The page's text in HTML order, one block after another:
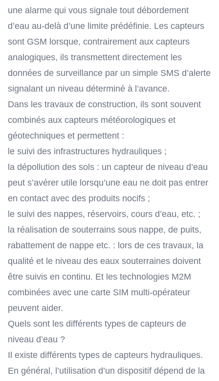
une alarme qui vous signale tout débordement
d’eau au-delà d’une limite prédéfinie. Les capteurs
sont GSM lorsque, contrairement aux capteurs
analogiques, ils transmettent directement les
données de surveillance par un simple SMS d’alerte
signalant un niveau déterminé à l’avance.
Dans les travaux de construction, ils sont souvent
combinés aux capteurs météorologiques et
géotechniques et permettent :
le suivi des infrastructures hydrauliques ;
la dépollution des sols : un capteur de niveau d’eau
peut s’avérer utile lorsqu’une eau ne doit pas entrer
en contact avec des produits nocifs ;
le suivi des nappes, réservoirs, cours d’eau, etc. ;
la réalisation de souterrains sous nappe, de puits,
rabattement de nappe etc. : lors de ces travaux, la
qualité et le niveau des eaux souterraines doivent
être suivis en continu. Et les technologies M2M
combinées avec une carte SIM multi-opérateur
peuvent aider.
Quels sont les différents types de capteurs de
niveau d’eau ?
Il existe différents types de capteurs hydrauliques.
En général, l’utilisation d’un dispositif dépend de la